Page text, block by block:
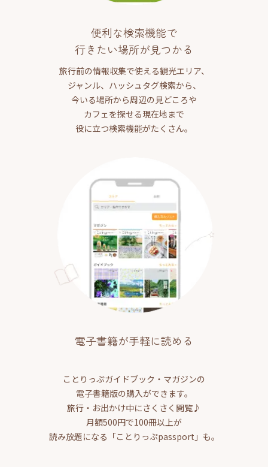
便利な検索機能で
行きたい場所が見つかる
旅行前の情報収集で使える観光エリア、
ジャンル、ハッシュタグ検索から、
今いる場所から周辺の見どころや
カフェを探せる現在地まで
役に立つ検索機能がたくさん。
電子書籍が手軽に読める
ことりっぷガイドブック・マガジンの
電子書籍版の購入ができます。
旅行・お出かけ中にさくさく閲覧♪
月額500円で100冊以上が
読み放題になる「ことりっぷpassport」も。